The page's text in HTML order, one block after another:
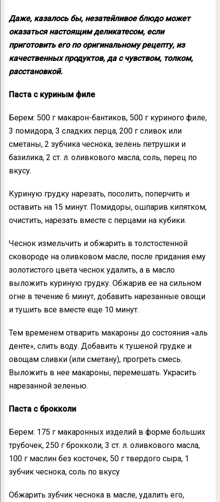
Даже, казалось бы, незатейливое блюдо может
оказаться настоящим деликатесом, если
приготовить его по оригинальному рецепту, из
качественных продуктов, да с чувством, толком,
расстановкой.
Паста с куриным филе
Берем: 500 г макарон-бантиков, 500 г куриного филе,
3 помидора, 3 сладких перца, 200 г сливок или
сметаны, 2 зубчика чеснока, зелень петрушки и
базилика, 2 ст. л. оливкового масла, соль, перец по
вкусу.
Куриную грудку нарезать, посолить, поперчить и
оставить на 15 минут. Помидоры, ошпарив кипятком,
очистить, нарезать вместе с перцами на кубики.
Чеснок измельчить и обжарить в толстостенной
сковороде на оливковом масле, после придания ему
золотистого цвета чеснок удалить, а в масло
выложить куриную грудку. Обжарив ее на сильном
огне в течение 6 минут, добавить нарезанные овощи
и тушить все вместе еще 10 минут.
Тем временем отварить макароны до состояния «аль
денте», слить воду. Добавить к тушеной грудке и
овощам сливки (или сметану), прогреть смесь.
Выложить в нее макароны, перемешать. Украсить
нарезанной зеленью.
Паста с брокколи
Берем: 175 г макаронных изделий в форме больших
трубочек, 250 г брокколи, 3 ст. л. оливкового масла,
100 г маслин без косточек, 50 г твердого сыра, 1
зубчик чеснока, соль по вкусу
Обжарить зубчик чеснока в масле, удалить его,